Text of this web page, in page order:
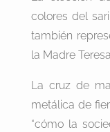
colores del
también
la Madre
La cruz de
metálica de
“cómo la